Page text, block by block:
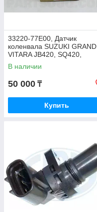
33220-77E00, Датчик
коленвала SUZUKI GRAND
VITARA JB420, SQ420,
SUZUKI SX-4 RW420, XL-7
JA627W, JAPAN
В наличии
50 000 ₸
Купить